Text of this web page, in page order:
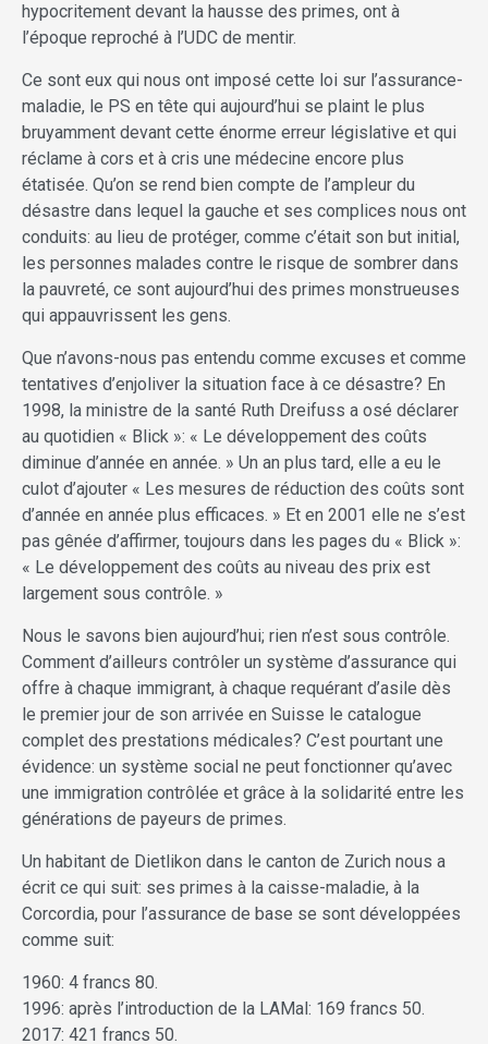
hypocritement devant la hausse des primes, ont à
l’époque reproché à l’UDC de mentir.
Ce sont eux qui nous ont imposé cette loi sur l’assurance-
maladie, le PS en tête qui aujourd’hui se plaint le plus
bruyamment devant cette énorme erreur législative et qui
réclame à cors et à cris une médecine encore plus
étatisée. Qu’on se rend bien compte de l’ampleur du
désastre dans lequel la gauche et ses complices nous ont
conduits: au lieu de protéger, comme c’était son but initial,
les personnes malades contre le risque de sombrer dans
la pauvreté, ce sont aujourd’hui des primes monstrueuses
qui appauvrissent les gens.
Que n’avons-nous pas entendu comme excuses et comme
tentatives d’enjoliver la situation face à ce désastre? En
1998, la ministre de la santé Ruth Dreifuss a osé déclarer
au quotidien « Blick »: « Le développement des coûts
diminue d’année en année. » Un an plus tard, elle a eu le
culot d’ajouter « Les mesures de réduction des coûts sont
d’année en année plus efficaces. » Et en 2001 elle ne s’est
pas gênée d’affirmer, toujours dans les pages du « Blick »:
« Le développement des coûts au niveau des prix est
largement sous contrôle. »
Nous le savons bien aujourd’hui; rien n’est sous contrôle.
Comment d’ailleurs contrôler un système d’assurance qui
offre à chaque immigrant, à chaque requérant d’asile dès
le premier jour de son arrivée en Suisse le catalogue
complet des prestations médicales? C’est pourtant une
évidence: un système social ne peut fonctionner qu’avec
une immigration contrôlée et grâce à la solidarité entre les
générations de payeurs de primes.
Un habitant de Dietlikon dans le canton de Zurich nous a
écrit ce qui suit: ses primes à la caisse-maladie, à la
Corcordia, pour l’assurance de base se sont développées
comme suit:
1960: 4 francs 80.
1996: après l’introduction de la LAMal: 169 francs 50.
2017: 421 francs 50.